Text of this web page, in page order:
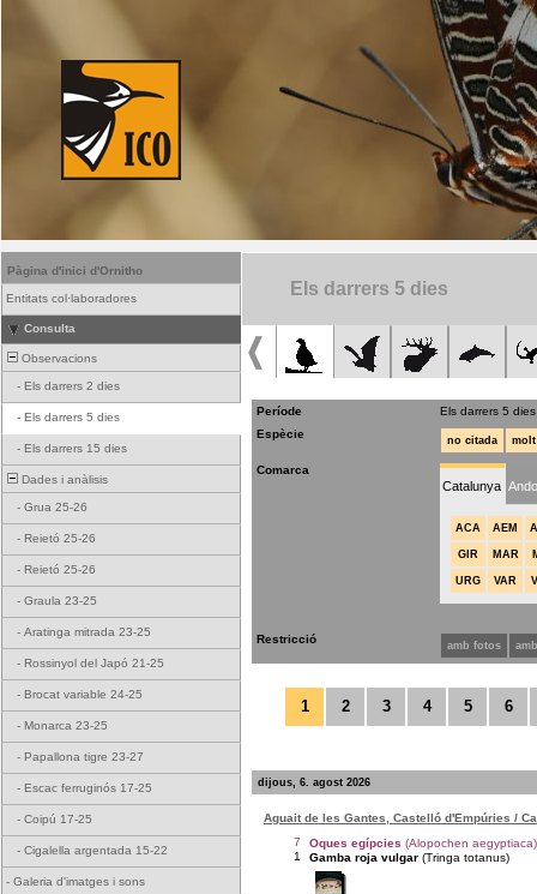
Pàgina d'inici d'Ornitho
Entitats col·laboradores
Consulta
Observacions
- Els darrers 2 dies
- Els darrers 5 dies
- Els darrers 15 dies
Dades i anàlisis
- Grua 25-26
- Reietó 25-26
- Reietó 25-26
- Graula 23-25
- Aratinga mitrada 23-25
- Rossinyol del Japó 21-25
- Brocat variable 24-25
- Monarca 23-25
- Papallona tigre 23-27
- Escac ferruginós 17-25
- Coipú 17-25
- Cigalella argentada 15-22
- Galeria d'imatges i sons
Els darrers 5 dies
Període
Els darrers 5 dies
Espècie
no citada
Comarca
Catalunya
ACA AEM
GIR MAR
URG VAR
Restricció amb fotos
1 2 3 4 5 6
dijous, 6. agost 2026
Aguait de les Gantes, Castelló d'Empúries /
7
Oques egípcies (Alopochen aegyptiaca)
1
Gamba roja vulgar (Tringa totanus)